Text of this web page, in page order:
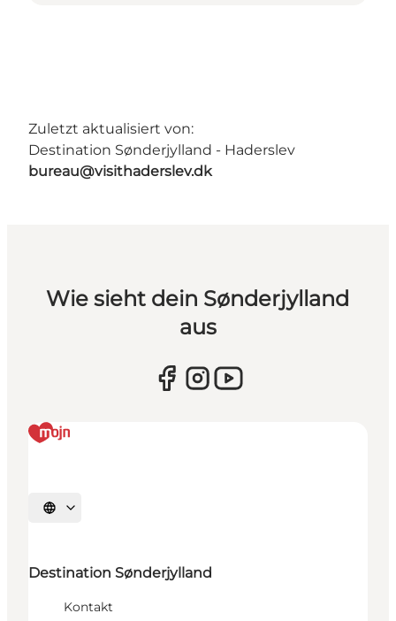
Zuletzt aktualisiert von:
Destination Sønderjylland - Haderslev
bureau@visithaderslev.dk
Wie sieht dein Sønderjylland
aus
Sprache auswählen
Destination Sønderjylland
Kontakt